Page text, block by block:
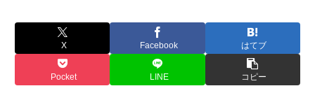
X Facebook はてブ
Pocket LINE コピー